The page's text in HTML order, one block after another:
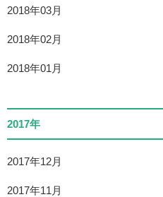
2018年03月
2018年02月
2018年01月
2017年
2017年12月
2017年11月